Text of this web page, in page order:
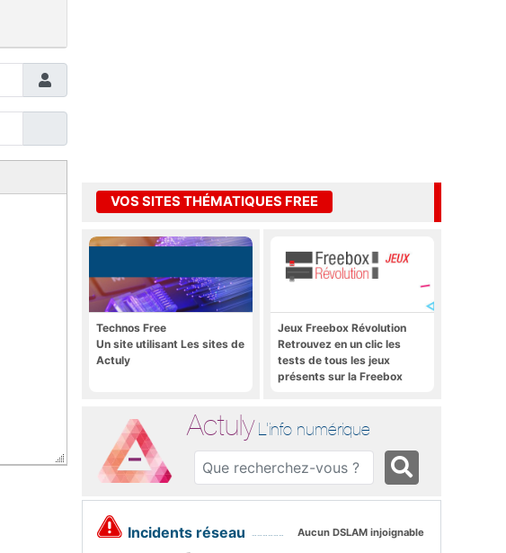
VOS SITES THÉMATIQUES FREE
Technos Free
Un site utilisant Les sites de
Actuly
Jeux Freebox Révolution
Retrouvez en un clic les
tests de tous les jeux
présents sur la Freebox
Actuly L'info numérique
Incidents réseau Aucun DSLAM injoignable